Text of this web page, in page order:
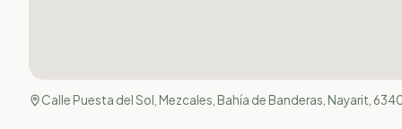
Calle Puesta del Sol, Mezcales, Bahía de Banderas, Nayarit,